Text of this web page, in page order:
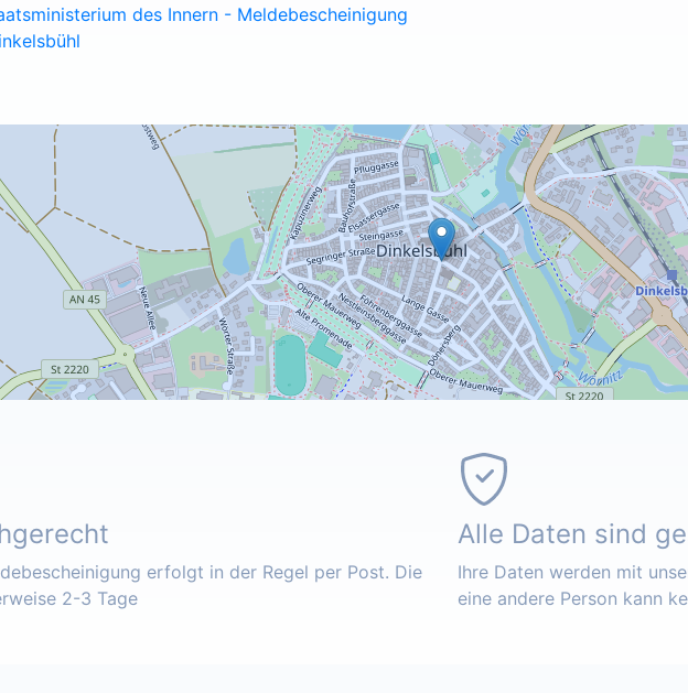
des Innern - Meldebescheinigung
erfolgt in der Regel per Post. Die
2-3 Tage
Alle Daten sind
Ihre Daten werden mit
eine andere Person kann